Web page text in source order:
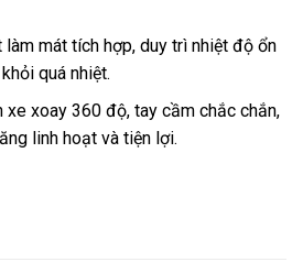
làm mát tích hợp, duy trì nhiệt độ ổn
quá nhiệt.
xe xoay 360 độ, tay cầm chắc chắn,
linh hoạt và tiện lợi.